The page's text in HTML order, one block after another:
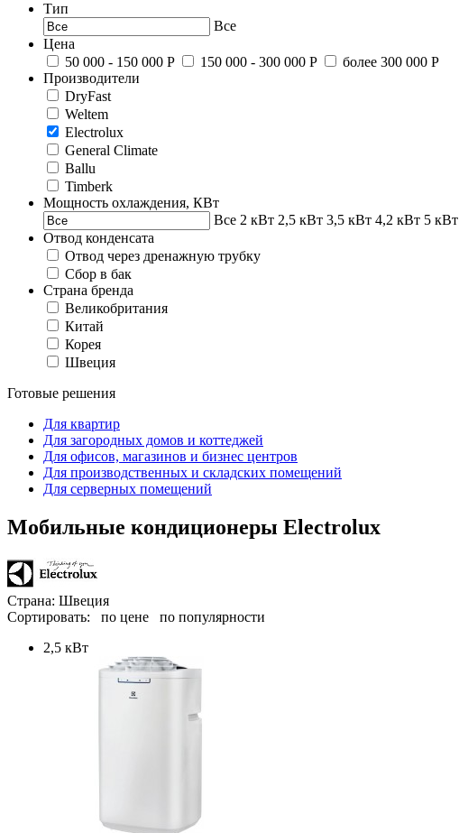
Тип
Все
Цена
50 000 - 150 000 Р
150 000 - 300 000 Р
более 300 000 Р
Производители
DryFast
Weltem
Electrolux
General Climate
Ballu
Timberk
Мощность охлаждения, КВт
Все 2 кВт 2,5 кВт 3,5 кВт 4,2 кВт 5 кВт
Отвод конденсата
Отвод через дренажную трубку
Сбор в бак
Страна бренда
Великобритания
Китай
Корея
Швеция
Готовые решения
Для квартир
Для загородных домов и коттеджей
Для офисов, магазинов и бизнес центров
Для производственных и складских помещений
Для серверных помещений
Мобильные кондиционеры Electrolux
Страна: Швеция
Сортировать: по цене
по популярности
2,5 кВт